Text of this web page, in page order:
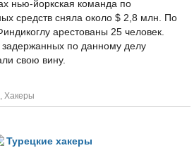
нью-йоркская команда по
средств сняла около $ 2,8 млн. По
арестованы 25 человек.
задержанных по данному делу
свою вину.
, Хакеры